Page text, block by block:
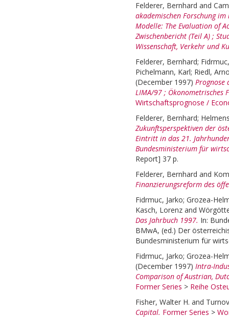
Felderer, Bernhard and
akademischen Forschung
Modelle: The Evaluation of
Zwischenbericht (Teil A) ;
Wissenschaft, Verkehr und
Felderer, Bernhard;
Pichelmann, Karl; Riedl,
(December 1997) Prognose
LIMA/97 ; Ökonometrisches
Wirtschaftsprognose /
Felderer, Bernhard;
Zukunftsperspektiven der
Eintritt in das 21.
Bundesministerium für
Report] 37 p.
Felderer, Bernhard and
Finanzierungsreform des
Fidrmuc, Jarko; Grozea-
Kasch, Lorenz and
Das Jahrbuch 1997. In:
BMwA, (ed.) Der
Bundesministerium für
Fidrmuc, Jarko; Grozea-
(December 1997) Intra-
Comparison of Austrian,
Former Series > Reihe
Fisher, Walter H. and
Capital. Former Series >